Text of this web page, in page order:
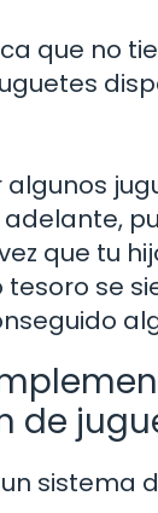
que no
algunos
que tu
tesoro se
de
sistema